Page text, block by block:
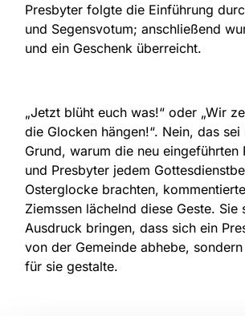
Presbyter folgte die Einführung
und Segensvotum; anschließend
und ein Geschenk überreicht.
„Jetzt blüht euch was!“ oder „Wir
die Glocken hängen!“. Nein, das
Grund, warum die neu eingeführten
und Presbyter jedem
Osterglocke brachten,
Ziemssen lächelnd diese Geste. Sie
Ausdruck bringen, dass sich ein
von der Gemeinde abhebe,
für sie gestalte.